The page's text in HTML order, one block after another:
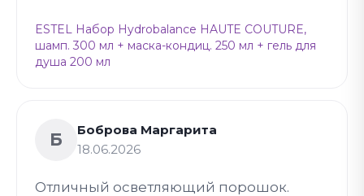
ESTEL Набор Hydrobalance HAUTE COUTURE,
шамп. 300 мл + маска-кондиц. 250 мл + гель для
душа 200 мл
Б
Боброва Маргарита
18.06.2026
Отличный осветляющий порошок.